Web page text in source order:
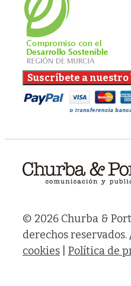
© 2026 Churba &
derechos reservados.
cookies
Política de